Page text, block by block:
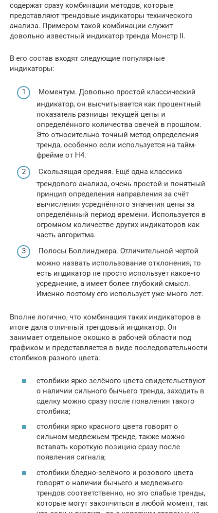
содержат сразу комбинации методов, которые
представляют трендовые индикаторы технического
анализа. Примером такой комбинации служит
довольно известный индикатор тренда Монстр II.
В его состав входят следующие популярные
индикаторы:
Моментум. Довольно простой классический
индикатор, он высчитывается как процентный
показатель разницы текущей цены и
определённого количества свечей в прошлом.
Это относительно точный метод определения
тренда, особенно если используется на тайм-
фрейме от Н4.
Скользящая средняя. Ещё одна классика
трендового анализа, очень простой и понятный
принцип определения направления за счёт
вычисления усреднённого значения цены за
определённый период времени. Используется в
огромном количестве других индикаторов как
часть алгоритма.
Полосы Боллинджера. Отличительной чертой
можно назвать использование отклонения, то
есть индикатор не просто использует какое-то
усреднение, а имеет более глубокий смысл.
Именно поэтому его использует уже много лет.
Вполне логично, что комбинация таких индикаторов в
итоге дала отличный трендовый индикатор. Он
занимает отдельное окошко в рабочей области под
графиком и представляется в виде последовательности
столбиков разного цвета:
столбики ярко зелёного цвета свидетельствуют
о наличии сильного бычьего тренда, заходить в
сделку можно сразу после появления такого
столбика;
столбики ярко красного цвета говорят о
сильном медвежьем тренде, также можно
вставать короткую позицию сразу после
появления сигнала;
столбики бледно-зелёного и розового цвета
говорят о наличии бычьего и медвежьего
трендов соответственно, но это слабые тренды,
которые могут закончиться в любой момент, так